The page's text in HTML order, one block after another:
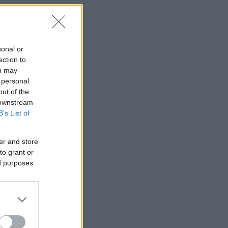
or
to
may
of the
List of
and store
grant or
purposes